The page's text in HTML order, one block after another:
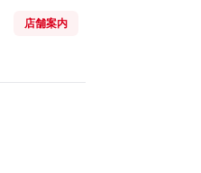
店舗案内